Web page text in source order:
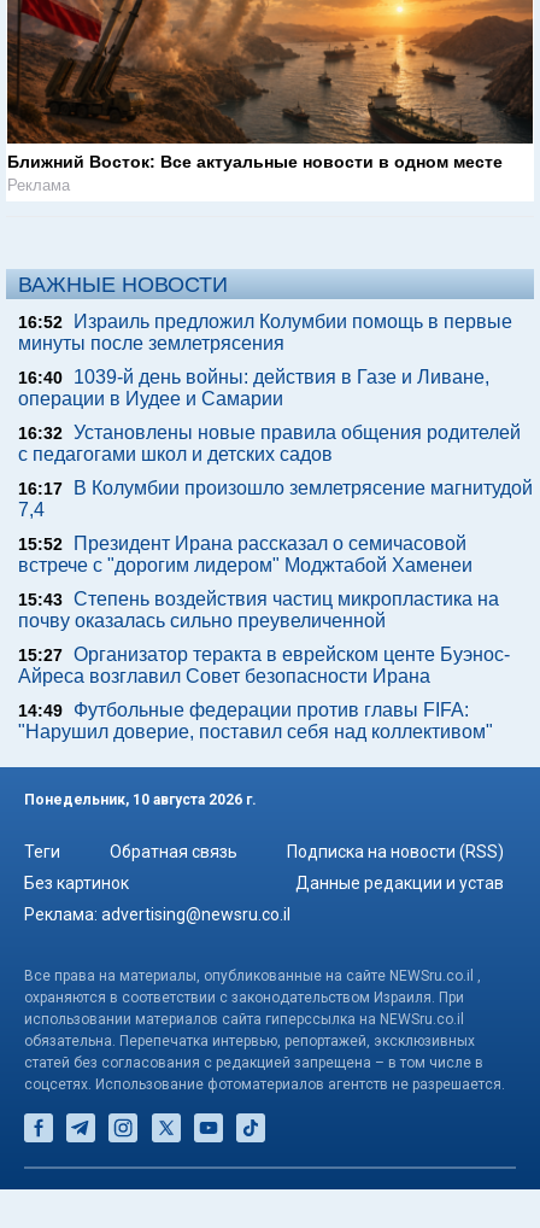
Ближний Восток: Все актуальные новости в одном месте
Реклама
ВАЖНЫЕ НОВОСТИ
16:52
Израиль предложил Колумбии помощь в первые
минуты после землетрясения
16:40
1039-й день войны: действия в Газе и Ливане,
операции в Иудее и Самарии
16:32 Установлены новые правила общения родителей
с педагогами школ и детских садов
16:17
В Колумбии произошло землетрясение магнитудой
7,4
15:52
Президент Ирана рассказал о семичасовой
встрече с "дорогим лидером" Моджтабой Хаменеи
15:43 Степень воздействия частиц микропластика на
почву оказалась сильно преувеличенной
15:27 Организатор теракта в еврейском центе Буэнос-
Айреса возглавил Совет безопасности Ирана
14:49
Футбольные федерации против главы FIFA:
"Нарушил доверие, поставил себя над коллективом"
Понедельник, 10 августа 2026 г.
Теги Обратная связь
Подписка на новости (RSS)
Без картинок
Данные редакции и устав
Реклама: advertising@newsru.co.il
Все права на материалы, опубликованные на сайте NEWSru.co.il ,
охраняются в соответствии с законодательством Израиля. При
использовании материалов сайта гиперссылка на NEWSru.co.il
обязательна. Перепечатка интервью, репортажей, эксклюзивных
статей без согласования с редакцией запрещена – в том числе в
соцсетях. Использование фотоматериалов агентств не разрешается.